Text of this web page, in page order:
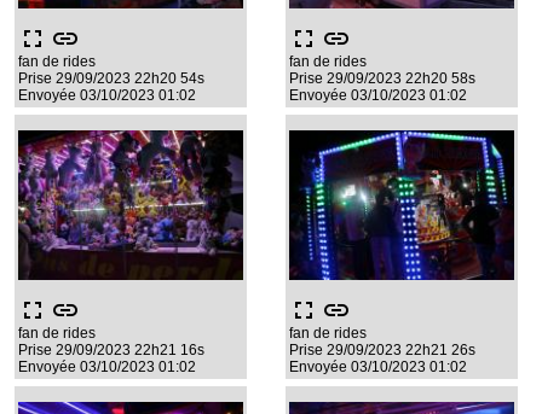
fullscreen link
fan de rides
Prise 29/09/2023 22h20 54s
Envoyée 03/10/2023 01:02
fullscreen link
fan de rides
Prise 29/09/2023 22h20 58s
Envoyée 03/10/2023 01:02
fullscreen link
fan de rides
Prise 29/09/2023 22h21 16s
Envoyée 03/10/2023 01:02
fullscreen link
fan de rides
Prise 29/09/2023 22h21 26s
Envoyée 03/10/2023 01:02